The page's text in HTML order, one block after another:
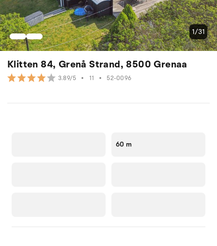
Klitten 84, Grenå Strand, 8500 Grenaa
3.89/5 • 11 • 52-0096
1/31
60 m